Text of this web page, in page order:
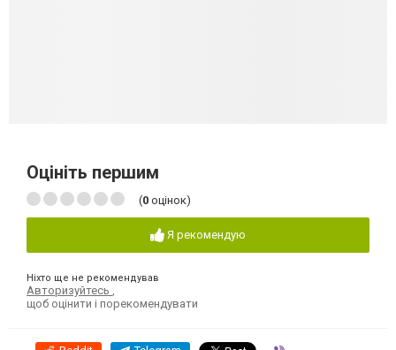
Оцініть першим
(0 оцінок)
Я рекомендую
Ніхто ще не рекомендував
Авторизуйтесь ,
щоб оцінити і порекомендувати